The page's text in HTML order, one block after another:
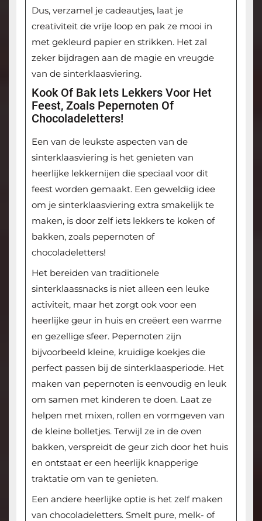
Dus, verzamel je cadeautjes, laat je
creativiteit de vrije loop en pak ze mooi in
met gekleurd papier en strikken. Het zal
zeker bijdragen aan de magie en vreugde
van de sinterklaasviering.
Kook Of Bak Iets Lekkers Voor Het
Feest, Zoals Pepernoten Of
Chocoladeletters!
Een van de leukste aspecten van de
sinterklaasviering is het genieten van
heerlijke lekkernijen die speciaal voor dit
feest worden gemaakt. Een geweldig idee
om je sinterklaasviering extra smakelijk te
maken, is door zelf iets lekkers te koken of
bakken, zoals pepernoten of
chocoladeletters!
Het bereiden van traditionele
sinterklaassnacks is niet alleen een leuke
activiteit, maar het zorgt ook voor een
heerlijke geur in huis en creëert een warme
en gezellige sfeer. Pepernoten zijn
bijvoorbeeld kleine, kruidige koekjes die
perfect passen bij de sinterklaasperiode. Het
maken van pepernoten is eenvoudig en leuk
om samen met kinderen te doen. Laat ze
helpen met mixen, rollen en vormgeven van
de kleine bolletjes. Terwijl ze in de oven
bakken, verspreidt de geur zich door het huis
en ontstaat er een heerlijk knapperige
traktatie om van te genieten.
Een andere heerlijke optie is het zelf maken
van chocoladeletters. Smelt pure, melk- of